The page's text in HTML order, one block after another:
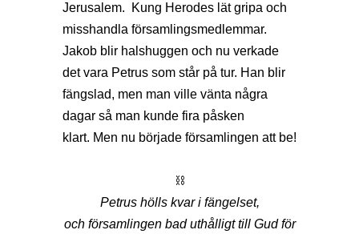
Jerusalem. Kung Herodes lät gripa och
misshandla församlingsmedlemmar.
Jakob blir halshuggen och nu verkade
det vara Petrus som står på tur. Han blir
fängslad, men man ville vänta några
dagar så man kunde fira påsken
klart. Men nu började församlingen att be!
⛓
Petrus hölls kvar i fängelset,
och församlingen bad uthålligt till Gud för